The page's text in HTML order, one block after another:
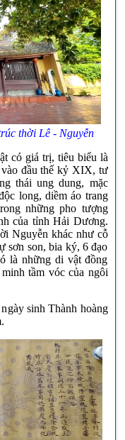
thời Lê - Nguyễn
có giá trị, tiêu biểu là
đầu thế kỷ XIX, tư
thái ung dung, mặc
long, diềm áo trang
những pho tượng
của tỉnh Hải Dương.
Nguyễn khác như cỗ
sơn son, bia ký, 6 đạo
là những di vật đồng
tầm vóc của ngôi
sinh Thành hoàng